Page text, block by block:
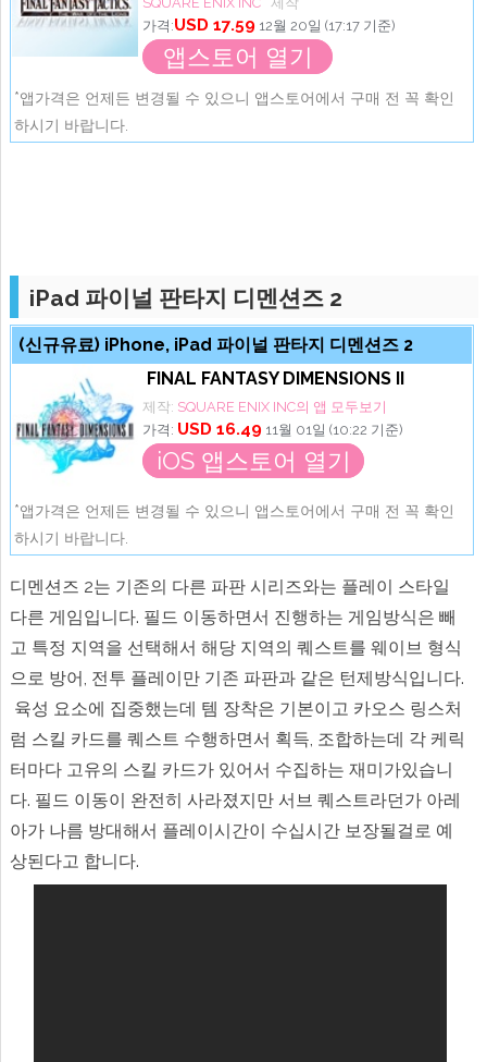
가격:USD 17.59 12월 20일 (17:17 기준)
앱스토어 열기
*앱가격은 언제든 변경될 수 있으니 앱스토어에서 구매 전 꼭 확인
하시기 바랍니다.
iPad 파이널 판타지 디멘션즈 2
(신규유료) iPhone, iPad 파이널 판타지 디멘션즈 2
FINAL FANTASY DIMENSIONS II
제작: SQUARE ENIX INC의 앱 모두보기
가격: USD 16.49 11월 01일 (10:22 기준)
iOS 앱스토어 열기
*앱가격은 언제든 변경될 수 있으니 앱스토어에서 구매 전 꼭 확인
하시기 바랍니다.
디멘션즈 2는 기존의 다른 파판 시리즈와는 플레이 스타일
다른 게임입니다. 필드 이동하면서 진행하는 게임방식은 빼
고 특정 지역을 선택해서 해당 지역의 퀘스트를 웨이브 형식
으로 방어, 전투 플레이만 기존 파판과 같은 턴제방식입니다.
육성 요소에 집중했는데 템 장착은 기본이고 카오스 링스처
럼 스킬 카드를 퀘스트 수행하면서 획득, 조합하는데 각 케릭
터마다 고유의 스킬 카드가 있어서 수집하는 재미가있습니
다. 필드 이동이 완전히 사라졌지만 서브 퀘스트라던가 아레
아가 나름 방대해서 플레이시간이 수십시간 보장될걸로 예
상된다고 합니다.